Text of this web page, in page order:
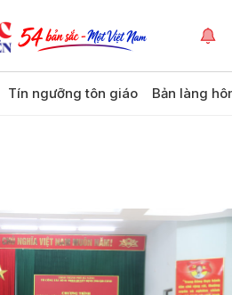
Tín ngưỡng tôn giáo Bản làng